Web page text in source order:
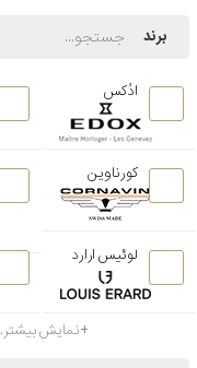
برند
ادُکس
کورناوین
لوئیس ارارد
نمایش